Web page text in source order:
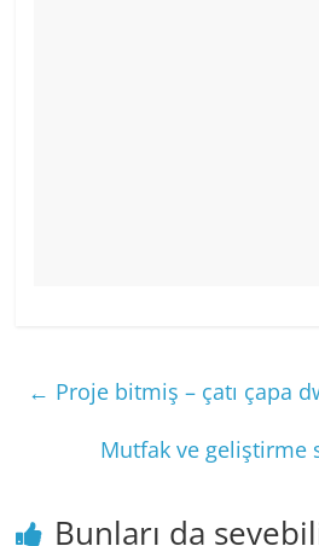
← Proje bitmiş – çatı çapa
Mutfak ve geliştirme
Bunları da